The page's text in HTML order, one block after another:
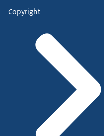
Copyright